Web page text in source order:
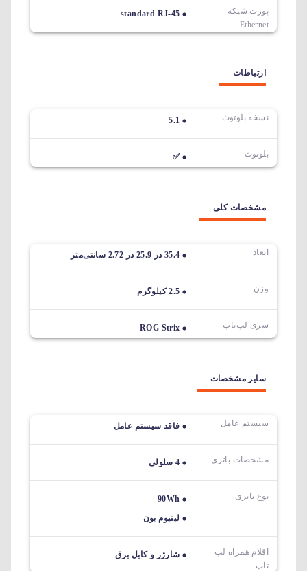
پورت شبکه
Ethernet
standard RJ-45
ارتباطات
نسخه بلوتوث 5.1
بلوتوث ✅
مشخصات کلی
ابعاد 35.4 در 25.9 در 2.72 سانتی‌متر
وزن 2.5 کیلوگرم
سری لپ‌تاپ ROG Strix
سایر مشخصات
سیستم عامل فاقد سیستم عامل
مشخصات باتری 4 سلولی
نوع باتری
90Wh
لیتیوم یون
اقلام همراه لپ
تاپ
شارژر و کابل برق